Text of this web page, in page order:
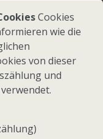
vorbehalten
Cookies
wie die
von dieser
und